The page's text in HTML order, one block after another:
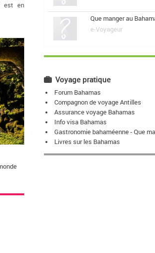
est en
Que manger au
e-Voyageur
Voyage pratique
Forum Bahamas
Compagnon de voyage Antilles
Assurance voyage Bahamas
Info visa Bahamas
Gastronomie bahaméenne - Que
Livres sur les Bahamas